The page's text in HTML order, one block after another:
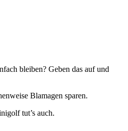
bleiben? Geben das auf und
Blamagen sparen.
tut’s auch.